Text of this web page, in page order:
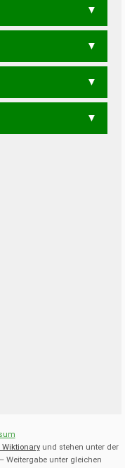
RAGEN RANGE
NAGE
und stehen unter der
Weitergabe unter gleichen